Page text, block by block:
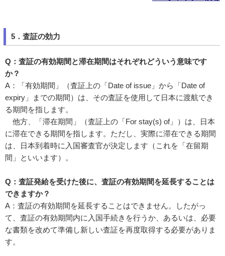
5．査証の効力
Q：査証の有効期間と滞在期間はそれぞれどういう意味です
か？
A：「有効期間」（査証上の「Date of issue」から「Date of
expiry」までの期間）は、その査証を使用して日本に渡航でき
る期間を指します。
他方、「滞在期間」（査証上の「For stay(s) of」）は、日本
に滞在できる期間を指します。ただし、実際に滞在できる期間
は、日本到着時に入国審査官が決定します（これを「在留期
間」といいます）。
Q：査証発給を受けた後に、査証の有効期間を延長することは
できますか？
A：査証の有効期間を延長することはできません。したがっ
て、査証の有効期間内に入国手続きを行うか、あるいは、必要
な書類を改めて準備し新しい査証を再度取得する必要がありま
す。